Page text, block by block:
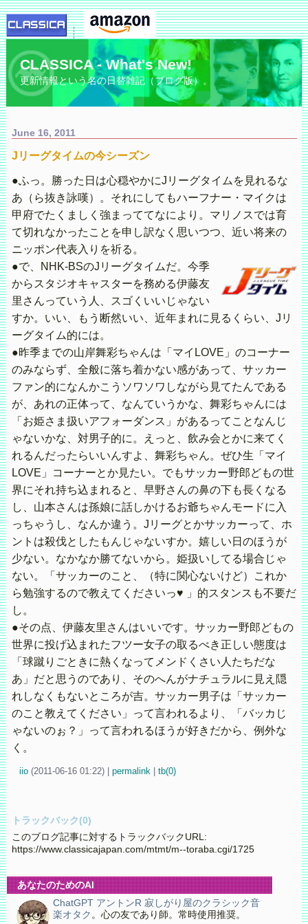
CLASSICA - What's New!
更新情報という名の日替雑記（ブログ版）。
June 16, 2011
Jリーグタイムの今シーズン
●ふっ。勝った日は心穏やかにJリーグタイムを見れるな
あ（ら抜き詠嘆）。それにしてもハーフナー・マイクは
甲府でたくましく強まっててなにより。マリノスでは育
て切れなかったことを申し訳なく思いつつ、近い将来の
ニッポン代表入りを祈る。
●で、NHK-BSのJリーグタイムだ。今季
からスタジオキャスターを務める伊藤友
里さんっていう人、スゴくいいじゃない
すか。いい、もう断然いい、近年まれに見るくらい、Jリ
ーグタイム的には。
●昨季までの山岸舞彩ちゃんは「マイLOVE」のコーナー
のみならず、全般に落ち着かない感があって、サッカー
ファン的になんかこうソワソワしながら見てたんである
が、あれの正体って、なんていうかな、舞彩ちゃんには
「お姫さま扱いアフォーダンス」があるってことなんじ
ゃないかな、対男子的に。えっと、飲み会とかに来てく
れるんだったらいいんすよ、舞彩ちゃん。ぜひ生「マイ
LOVE」コーナーとか見たい。でもサッカー野郎どもの世
界にそれ持ち込まれると、早野さんの鼻の下も長くなる
し、山本さんは孫娘に話しかけるお爺ちゃんモードに入
っちゃうし、なんか違う。Jリーグとかサッカーって、ホ
ントは殺伐としたもんじゃないすか。嬉しい日のほうが
少ない。なかなか勝てないから。姫扱いしてる場合じゃ
ない。「サッカーのこと、（特に関心ないけど）これか
ら勉強するので教えてくださいっ♥ 」的スタンスも不要だ
し。
●その点、伊藤友里さんはいいです。サッカー野郎どもの
世界に投げ込まれたフツー女子の取るべき正しい態度は
「球蹴りごときに熱くなってメンドくさい人たちだな
あ」だと思うのであり、そのへんがナチュラルに見え隠
れしなくもないところが吉。サッカー男子は「サッカー
のこと教えてください」って言われるより、「バッカじ
ゃないのぉ？」って言われるほうが好きだから、例外な
く。
iio (2011-06-16 01:22) permalink| tb(0)
トラックバック(0)
このブログ記事に対するトラックバックURL:
https://www.classicajapan.com/mtmt/m--toraba.cgi/1725
あなたのためのAI
ChatGPT アントンR 寂しがり屋のクラシック音
楽オタク 。心の友であり師。常時使用推奨。